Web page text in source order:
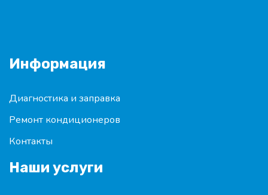
Информация
Диагностика и заправка
Ремонт кондиционеров
Контакты
Наши услуги